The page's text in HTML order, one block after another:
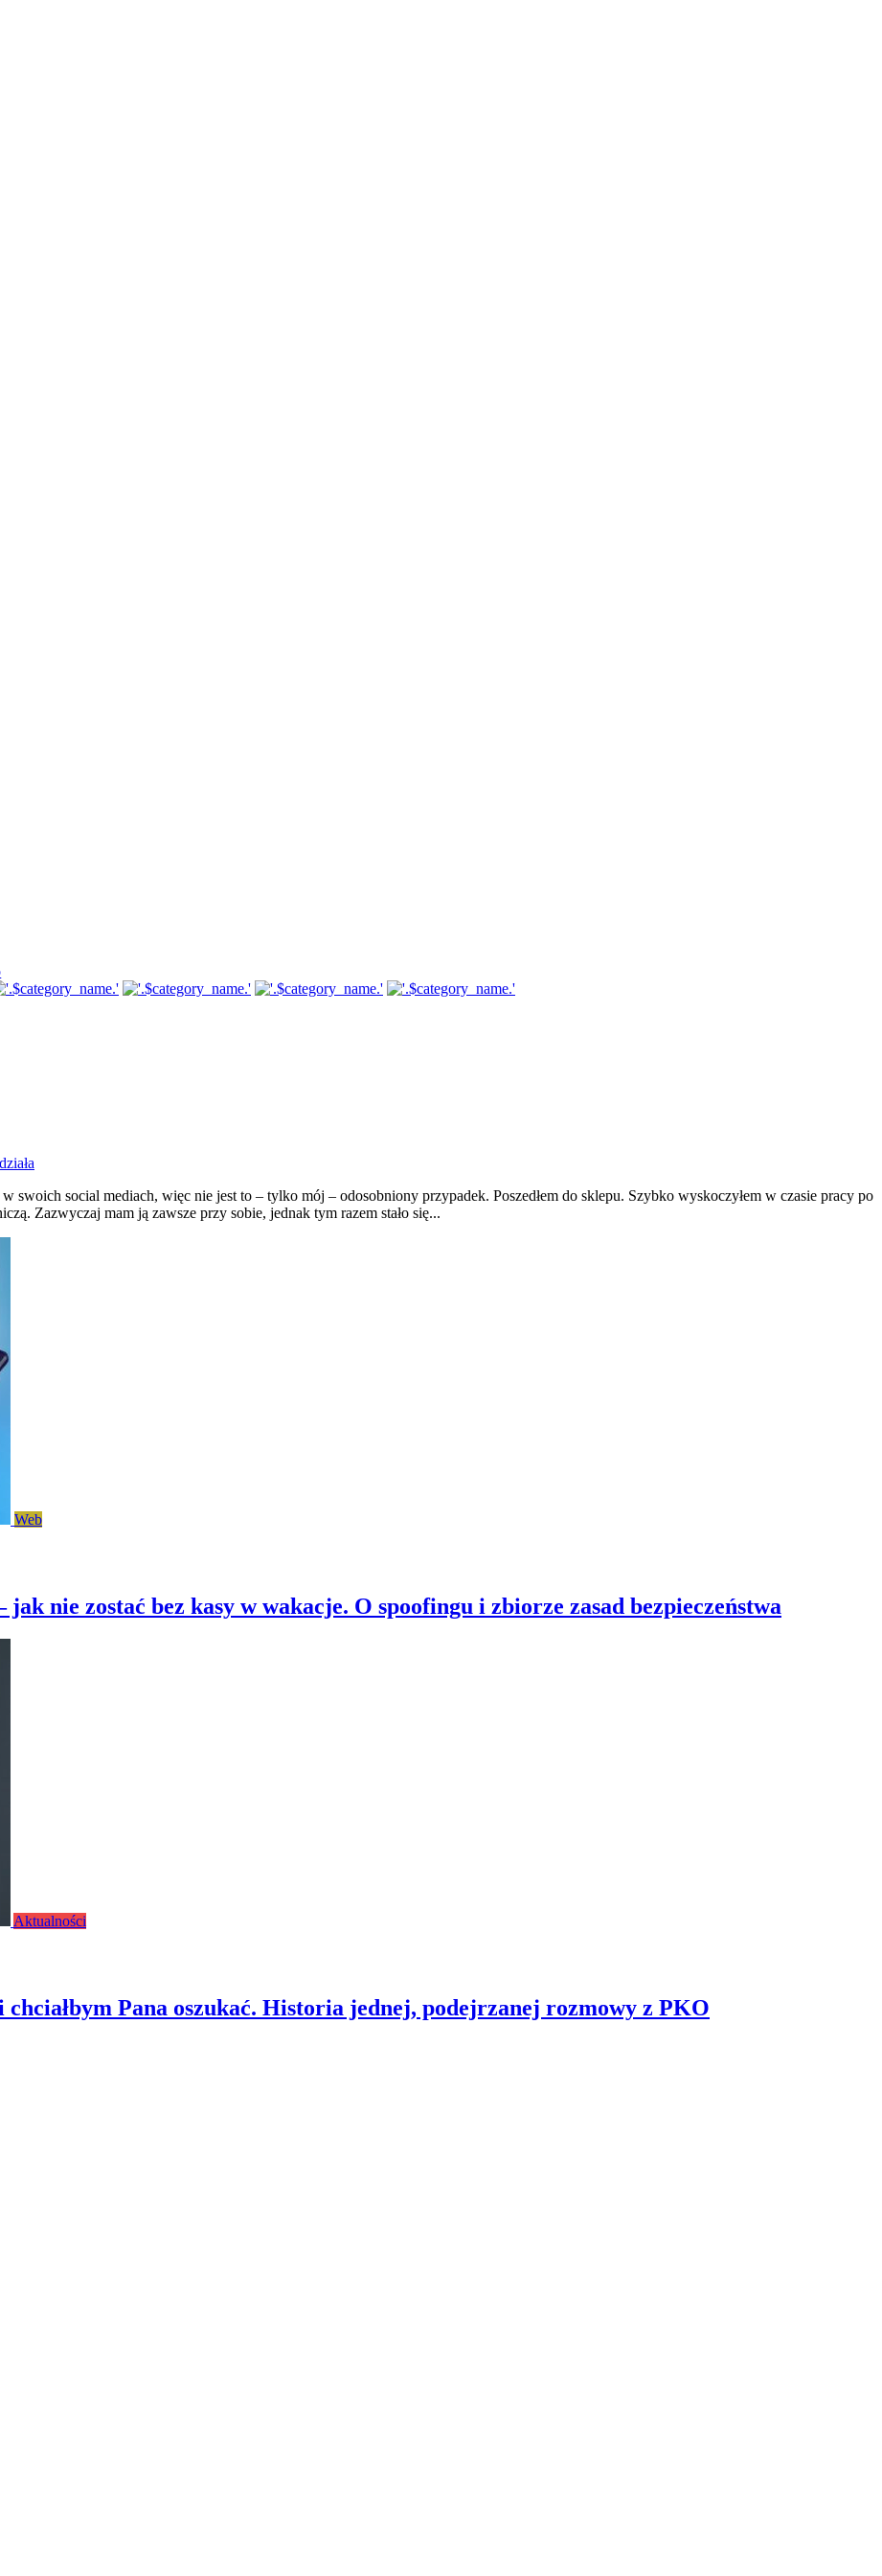
swoich social mediach, więc nie jest to – tylko mój – odosobniony przypadek. Poszedłem do sklepu. Szybko wyskoczyłem w czasie pracy po
Zazwyczaj mam ją zawsze przy sobie, jednak tym razem stało się...
Web
nie zostać bez kasy w wakacje. O spoofingu i zbiorze zasad bezpieczeństwa
Aktualności
Pana oszukać. Historia jednej, podejrzanej rozmowy z PKO